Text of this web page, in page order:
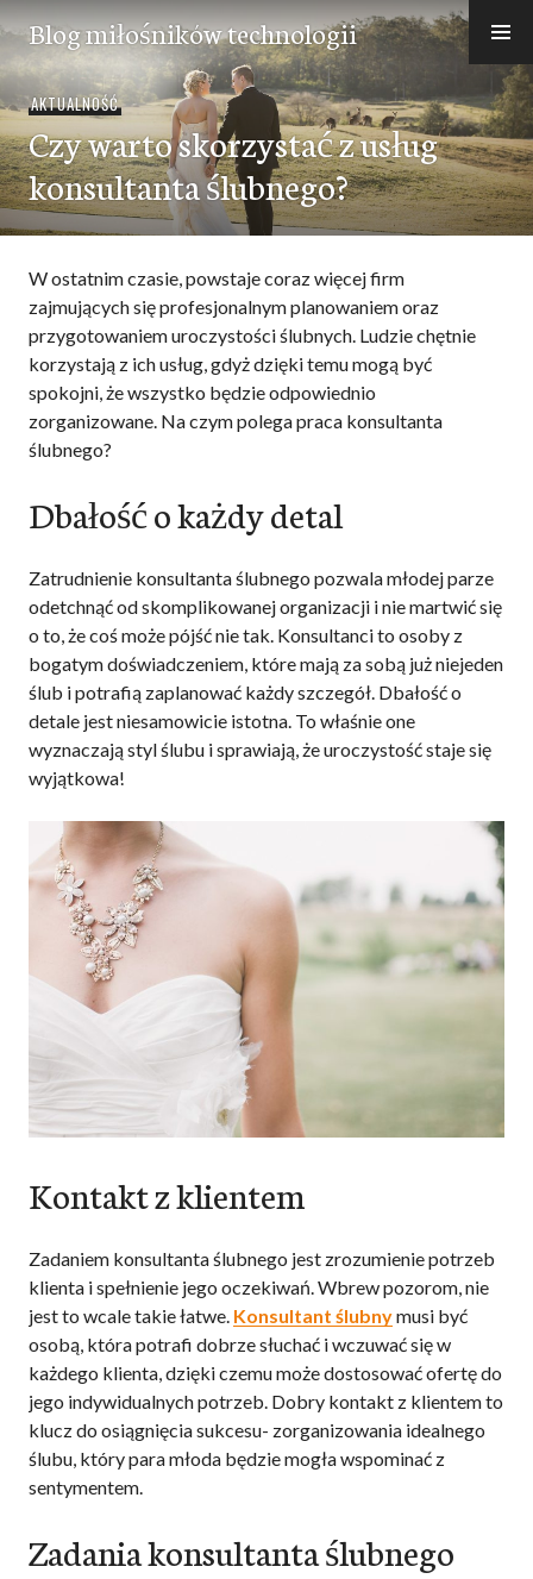
Przejdź
do
treści
Blog miłośników technologii
AKTUALNOŚĆ
Czy warto skorzystać z usług
konsultanta ślubnego?
W ostatnim czasie, powstaje coraz więcej firm
zajmujących się profesjonalnym planowaniem oraz
przygotowaniem uroczystości ślubnych. Ludzie chętnie
korzystają z ich usług, gdyż dzięki temu mogą być
spokojni, że wszystko będzie odpowiednio
zorganizowane. Na czym polega praca konsultanta
ślubnego?
Dbałość o każdy detal
Zatrudnienie konsultanta ślubnego pozwala młodej parze
odetchnąć od skomplikowanej organizacji i nie martwić się
o to, że coś może pójść nie tak. Konsultanci to osoby z
bogatym doświadczeniem, które mają za sobą już niejeden
ślub i potrafią zaplanować każdy szczegół. Dbałość o
detale jest niesamowicie istotna. To właśnie one
wyznaczają styl ślubu i sprawiają, że uroczystość staje się
wyjątkowa!
Kontakt z klientem
Zadaniem konsultanta ślubnego jest zrozumienie potrzeb
klienta i spełnienie jego oczekiwań. Wbrew pozorom, nie
jest to wcale takie łatwe. Konsultant ślubnymusi być
osobą, która potrafi dobrze słuchać i wczuwać się w
każdego klienta, dzięki czemu może dostosować ofertę do
jego indywidualnych potrzeb. Dobry kontakt z klientem to
klucz do osiągnięcia sukcesu- zorganizowania idealnego
ślubu, który para młoda będzie mogła wspominać z
sentymentem.
Zadania konsultanta ślubnego